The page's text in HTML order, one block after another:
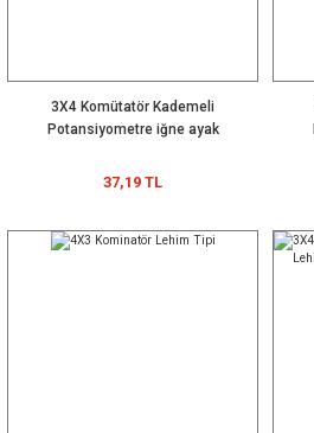
3X4 Komütatör Kademeli
Potansiyometre iğne ayak
37,19 TL